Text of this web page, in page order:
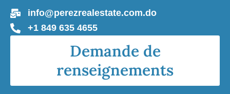
info@perezrealestate.com.do
+1 849 635 4655
Demande de
renseignements